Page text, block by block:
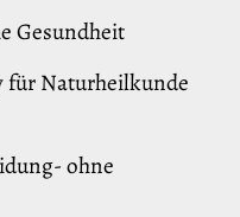
Gesundheit
für Naturheilkunde
ohne